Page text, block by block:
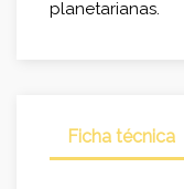
planetarianas.
Ficha técnica